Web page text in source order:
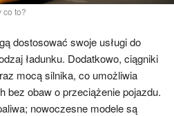
co to?
dostosować swoje usługi do
ładunku. Dodatkowo, ciągniki
mocą silnika, co umożliwia
bez obaw o przeciążenie pojazdu.
nowoczesne modele są